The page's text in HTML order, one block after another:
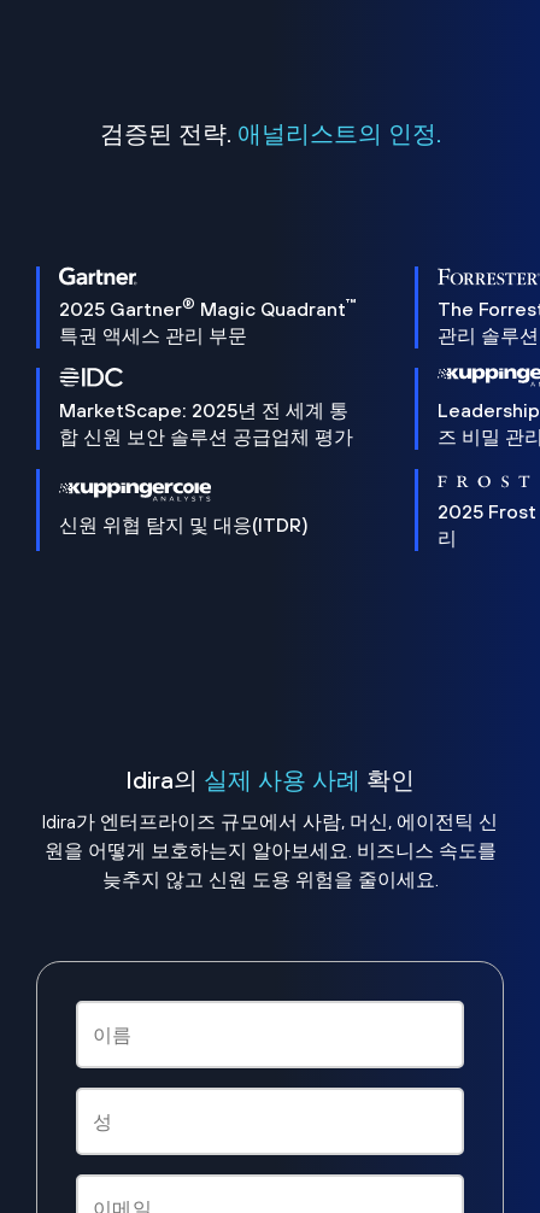
검증된 전략. 애널리스트의 인정.
2025 Gartner® Magic Quadrant™
특권 액세스 관리 부문
The
관리 솔루
MarketScape: 2025년 전 세계 통
합 신원 보안 솔루션 공급업체 평가
즈 비밀 관
신원 위협 탐지 및 대응(ITDR)
2025 Frost
리
Idira의 실제 사용 사례 확인
Idira가 엔터프라이즈 규모에서 사람, 머신, 에이전틱 신
원을 어떻게 보호하는지 알아보세요. 비즈니스 속도를
늦추지 않고 신원 도용 위험을 줄이세요.